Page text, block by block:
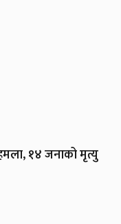
१४ जनाको मृत्यु